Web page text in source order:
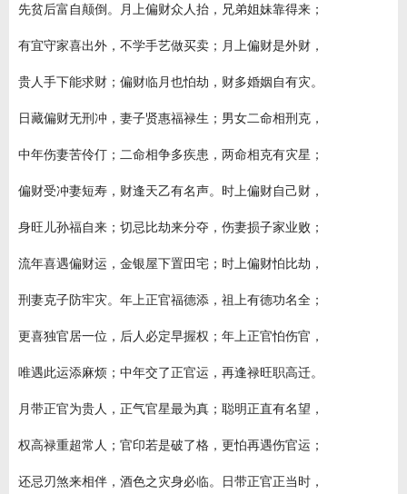
先贫后富自颠倒。月上偏财众人抬，兄弟姐妹靠得来；
有宜守家喜出外，不学手艺做买卖；月上偏财是外财，
贵人手下能求财；偏财临月也怕劫，财多婚姻自有灾。
日藏偏财无刑冲，妻子贤惠福禄生；男女二命相刑克，
中年伤妻苦伶仃；二命相争多疾患，两命相克有灾星；
偏财受冲妻短寿，财逢天乙有名声。时上偏财自己财，
身旺儿孙福自来；切忌比劫来分夺，伤妻损子家业败；
流年喜遇偏财运，金银屋下置田宅；时上偏财怕比劫，
刑妻克子防牢灾。年上正官福德添，祖上有德功名全；
更喜独官居一位，后人必定早握权；年上正官怕伤官，
唯遇此运添麻烦；中年交了正官运，再逢禄旺职高迁。
月带正官为贵人，正气官星最为真；聪明正直有名望，
权高禄重超常人；官印若是破了格，更怕再遇伤官运；
还忌刃煞来相伴，酒色之灾身必临。日带正官正当时，